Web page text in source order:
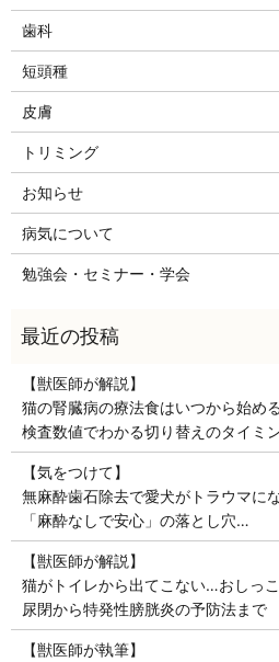
歯科
短頭種
皮膚
トリミング
お知らせ
病気について
勉強会・セミナー・学会
【獣医師が解説】
猫の腎臓病の療法食はいつから始め
検査数値でわかる切り替えのタイミ
【気をつけて】
無麻酔歯石除去で愛犬がトラウマに
「麻酔なしで安心」の落とし穴…
【獣医師が解説】
猫がトイレから出てこない…おしっ
尿閉から特発性膀胱炎の予防法まで
【獣医師が執筆】